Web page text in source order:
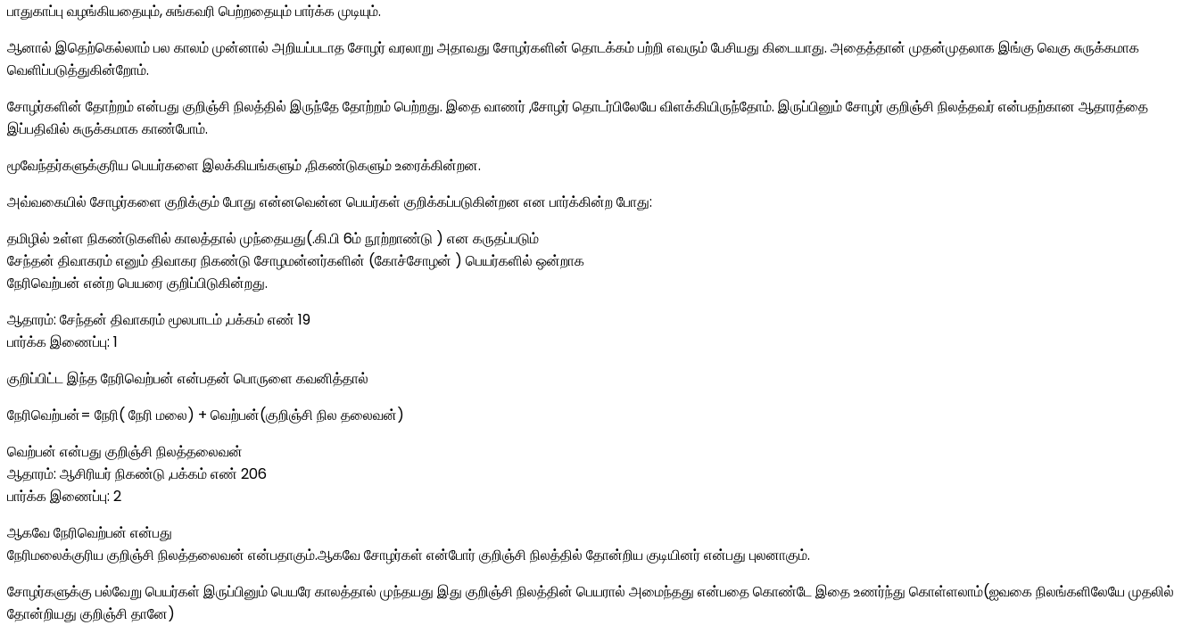
பாதுகாப்பு வழங்கியதையும், சுங்கவரி பெற்றதையும் பார்க்க முடியும்.
ஆனால் இதெற்கெல்லாம் பல காலம் முன்னால் அறியப்படாத சோழர் வரலாறு அதாவது சோழர்களின் தொடக்கம் பற்றி எவரும் பேசியது கிடையாது. அதைத்தான் முதன்முதலாக இங்கு வெகு சுருக்கமாக
வெளிப்படுத்துகின்றோம்.
சோழர்களின் தோற்றம் என்பது குறிஞ்சி நிலத்தில் இருந்தே தோற்றம் பெற்றது. இதை வாணர் ,சோழர் தொடர்பிலேயே விளக்கியிருந்தோம். இருப்பினும் சோழர் குறிஞ்சி நிலத்தவர் என்பதற்கான ஆதாரத்தை
இப்பதிவில் சுருக்கமாக காண்போம்.
மூவேந்தர்களுக்குரிய பெயர்களை இலக்கியங்களும் ,நிகண்டுகளும் உரைக்கின்றன.
அவ்வகையில் சோழர்களை குறிக்கும் போது என்னவென்ன பெயர்கள் குறிக்கப்படுகின்றன என பார்க்கின்ற போது:
தமிழில் உள்ள நிகண்டுகளில் காலத்தால் முந்தையது(.கி.பி 6ம் நூற்றாண்டு ) என கருதப்படும்
சேந்தன் திவாகரம் எனும் திவாகர நிகண்டு சோழமன்னர்களின் (கோச்சோழன் ) பெயர்களில் ஒன்றாக
நேரிவெற்பன் என்ற பெயரை குறிப்பிடுகின்றது.
ஆதாரம்: சேந்தன் திவாகரம் மூலபாடம் ,பக்கம் எண் 19
பார்க்க இணைப்பு: 1
குறிப்பிட்ட இந்த நேரிவெற்பன் என்பதன் பொருளை கவனித்தால்
நேரிவெற்பன்= நேரி( நேரி மலை) + வெற்பன்(குறிஞ்சி நில தலைவன்)
வெற்பன் என்பது குறிஞ்சி நிலத்தலைவன்
ஆதாரம்: ஆசிரியர் நிகண்டு ,பக்கம் எண் 206
பார்க்க இணைப்பு: 2
ஆகவே நேரிவெற்பன் என்பது
நேரிமலைக்குரிய குறிஞ்சி நிலத்தலைவன் என்பதாகும்.ஆகவே சோழர்கள் என்போர் குறிஞ்சி நிலத்தில் தோன்றிய குடியினர் என்பது புலனாகும்.
சோழர்களுக்கு பல்வேறு பெயர்கள் இருப்பினும் பெயரே காலத்தால் முந்தயது இது குறிஞ்சி நிலத்தின் பெயரால் அமைந்தது என்பதை கொண்டே இதை உணர்ந்து கொள்ளலாம்(ஐவகை நிலங்களிலேயே முதலில்
தோன்றியது குறிஞ்சி தானே)